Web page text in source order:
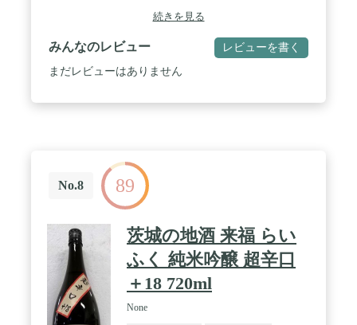
続きを見る
みんなのレビュー レビューを書く
まだレビューはありません
No.8 89
茨城の地酒 来福 らい
ふく 純米吟醸 超辛口
＋18 720ml
None